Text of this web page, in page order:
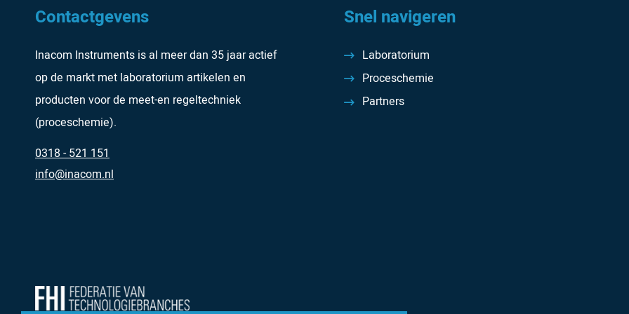
Contactgevens
Inacom Instruments is al meer dan 35 jaar actief
op de markt met laboratorium artikelen en
producten voor de meet-en regeltechniek
(proceschemie).
0318 - 521 151
info@inacom.nl
Snel navigeren
Laboratorium
Proceschemie
Partners